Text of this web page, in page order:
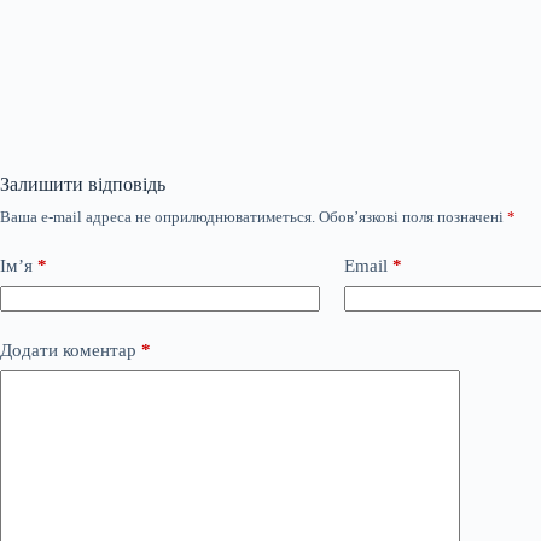
Залишити відповідь
Ваша e-mail адреса не оприлюднюватиметься. Обов’язкові поля позначені *
Ім’я * Email *
Додати коментар *